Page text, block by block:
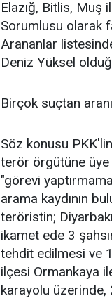
Elazığ, Bitlis, Muş
Sorumlusu olarak
Arananlar
Deniz Yüksel
Birçok suçtan
Söz konusu
terör örgütüne üye
"görevi
arama kaydının
teröristin;
ikamet ede 3
tehdit edilmesi ve
ilçesi Ormankaya
karayolu üzerinde,